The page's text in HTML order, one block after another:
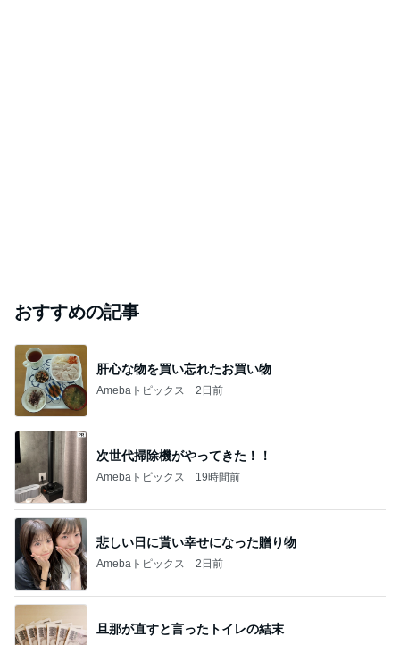
おすすめの記事
肝心な物を買い忘れたお買い物
Amebaトピックス 2日前
次世代掃除機がやってきた！！
Amebaトピックス 19時間前
悲しい日に貰い幸せになった贈り物
Amebaトピックス 2日前
旦那が直すと言ったトイレの結末